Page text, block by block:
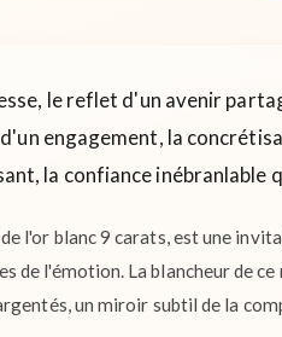
le reflet d'un avenir
engagement, la
la confiance inébranlable
l'or blanc 9 carats, est une
de l'émotion. La blancheur de
un miroir subtil de la